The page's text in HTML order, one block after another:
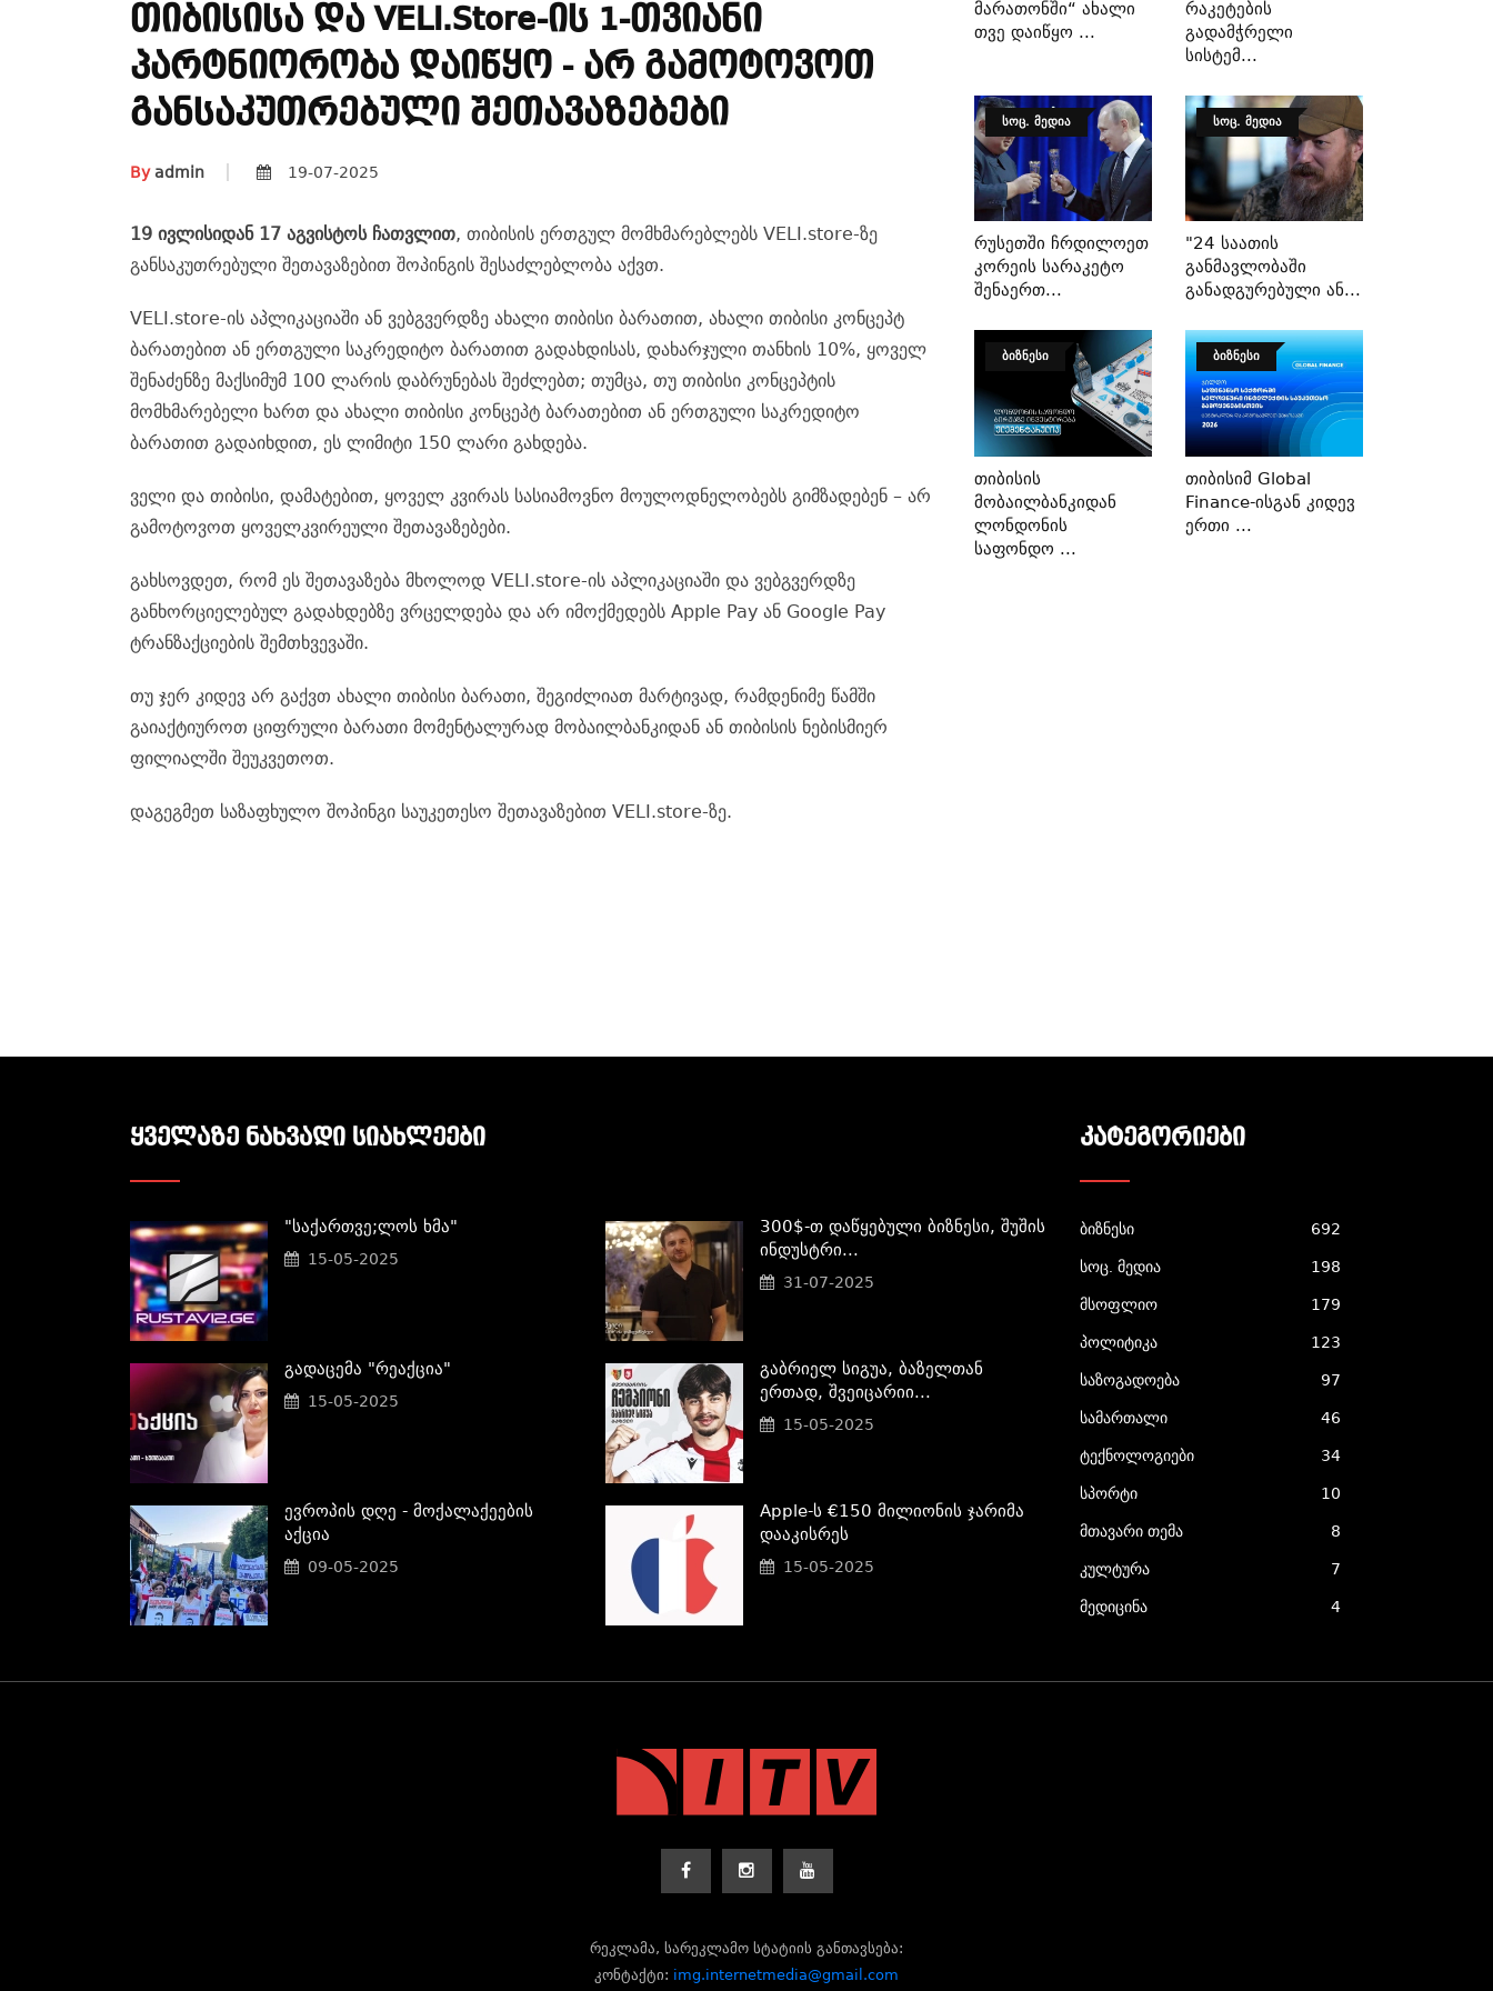
Თიბისისა Და VELI.store-Ის 1-Თვიანი
Პარტნიორობა Დაიწყო - Არ Გამოტოვოთ
Განსაკუთრებული Შეთავაზებები
Byadmin 19-07-2025
19 ივლისიდან 17 აგვისტოს ჩათვლით, თიბისის ერთგულ მომხმარებლებს VELI.store-ზე
განსაკუთრებული შეთავაზებით შოპინგის შესაძლებლობა აქვთ.
VELI.store-ის აპლიკაციაში ან ვებგვერდზე ახალი თიბისი ბარათით, ახალი თიბისი კონცეპტ
ბარათებით ან ერთგული საკრედიტო ბარათით გადახდისას, დახარჯული თანხის 10%, ყოველ
შენაძენზე მაქსიმუმ 100 ლარის დაბრუნებას შეძლებთ; თუმცა, თუ თიბისი კონცეპტის
მომხმარებელი ხართ და ახალი თიბისი კონცეპტ ბარათებით ან ერთგული საკრედიტო
ბარათით გადაიხდით, ეს ლიმიტი 150 ლარი გახდება.
ველი და თიბისი, დამატებით, ყოველ კვირას სასიამოვნო მოულოდნელობებს გიმზადებენ – არ
გამოტოვოთ ყოველკვირეული შეთავაზებები.
გახსოვდეთ, რომ ეს შეთავაზება მხოლოდ VELI.store-ის აპლიკაციაში და ვებგვერდზე
განხორციელებულ გადახდებზე ვრცელდება და არ იმოქმედებს Apple Pay ან Google Pay
ტრანზაქციების შემთხვევაში.
თუ ჯერ კიდევ არ გაქვთ ახალი თიბისი ბარათი, შეგიძლიათ მარტივად, რამდენიმე წამში
გაიაქტიუროთ ციფრული ბარათი მომენტალურად მობაილბანკიდან ან თიბისის ნებისმიერ
ფილიალში შეუკვეთოთ.
დაგეგმეთ საზაფხულო შოპინგი საუკეთესო შეთავაზებით VELI.store-ზე.
Მარათონში“ Ახალი
Თვე Დაიწყო ...
Რაკეტების
Გადამჭრელი
Სისტემ...
ᲡᲝᲪ. ᲛᲔᲓᲘᲐ
Რუსეთში Ჩრდილოეთ
Კორეის Სარაკეტო
Შენაერთ...
ᲡᲝᲪ. ᲛᲔᲓᲘᲐ
"24 Საათის
Განმავლობაში
Განადგურებული Ან...
ᲑᲘᲖᲜᲔᲡᲘ
Თიბისის
Მობაილბანკიდან
Ლონდონის
Საფონდო ...
ᲑᲘᲖᲜᲔᲡᲘ
Თიბისიმ Global
Finance-Ისგან Კიდევ
Ერთი ...
ᲧᲕᲔᲚᲐᲖᲔ ᲜᲐᲮᲕᲐᲓᲘ ᲡᲘᲐᲮᲚᲔᲔᲑᲘ
"საქართვე;ლოს Ხმა"
15-05-2025
Გადაცემა "რეაქცია"
15-05-2025
Ევროპის Დღე - Მოქალაქეების
Აქცია
09-05-2025
300$-Თ Დაწყებული Ბიზნესი, Შუშის
Ინდუსტრი...
31-07-2025
Გაბრიელ Სიგუა, Ბაზელთან
Ერთად, Შვეიცარიი...
15-05-2025
Apple-Ს €150 Მილიონის Ჯარიმა
Დააკისრეს
15-05-2025
ᲙᲐᲢᲔᲒᲝᲠᲘᲔᲑᲘ
ბიზნესი 692
სოც. მედია 198
მსოფლიო 179
პოლიტიკა 123
საზოგადოება 97
სამართალი 46
ტექნოლოგიები 34
სპორტი 10
მთავარი თემა 8
კულტურა 7
მედიცინა 4
რეკლამა, სარეკლამო სტატიის განთავსება:
კონტაქტი: img.internetmedia@gmail.com